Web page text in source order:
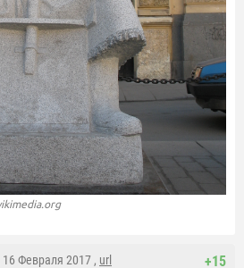
+15
16 Февраля 2017 , url